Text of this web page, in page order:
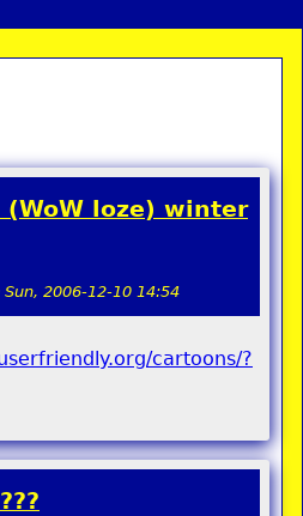
navigation
(WoW loze) winter
Sun, 2006-12-10 14:54